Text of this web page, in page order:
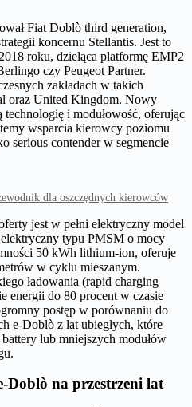
Fiat Doblò third generation,
koncernu Stellantis. Jest to
roku, dzieląca platformę EMP2
czy Peugeot Partner.
zakładach w takich
oraz United Kingdom. Nowy
technologię i modułowość, oferując
wsparcia kierowcy poziomu
serious contender w segmencie
dla oszczędnych kierowców
jest w pełni elektryczny model
typu PMSM o mocy
50 kWh lithium-ion, oferuje
w cyklu mieszanym.
ładowania (rapid charging
energii do 80 procent w czasie
postęp w porównaniu do
e-Doblò z lat ubiegłych, które
lub mniejszych modułów
Doblò na przestrzeni lat